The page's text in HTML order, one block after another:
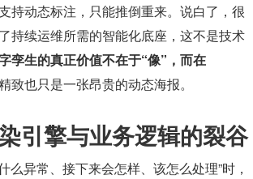
持动态标注，只能推倒重来。说白了，很
持续运维所需的智能化底座，这不是技术
孪生的真正价值不在于“像”，而在
也只是一张昂贵的动态海报。
引擎与业务逻辑的裂谷
么异常、接下来会怎样、该怎么处理”时，